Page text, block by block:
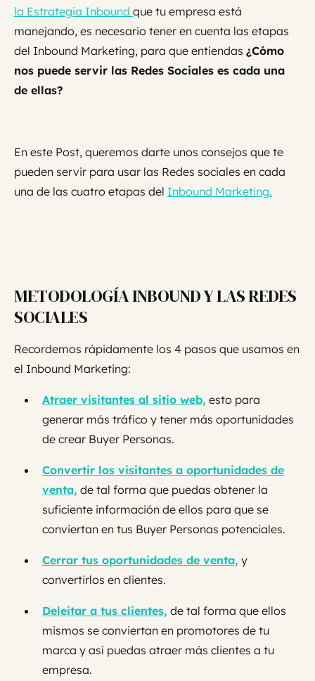
la Estrategia Inbound que tu empresa está
manejando, es necesario tener en cuenta las etapas
del Inbound Marketing, para que entiendas ¿Cómo
nos puede servir las Redes Sociales es cada una
de ellas?
En este Post, queremos darte unos consejos que te
pueden servir para usar las Redes sociales en cada
una de las cuatro etapas del Inbound Marketing.
METODOLOGÍA INBOUND Y LAS REDES
SOCIALES
Recordemos rápidamente los 4 pasos que usamos en
el Inbound Marketing:
Atraer visitantes al sitio web, esto para
generar más tráfico y tener más oportunidades
de crear Buyer Personas.
Convertir los visitantes a oportunidades de
venta, de tal forma que puedas obtener la
suficiente información de ellos para que se
conviertan en tus Buyer Personas potenciales.
Cerrar tus oportunidades de venta, y
convertirlos en clientes.
Deleitar a tus clientes, de tal forma que ellos
mismos se conviertan en promotores de tu
marca y así puedas atraer más clientes a tu
empresa.